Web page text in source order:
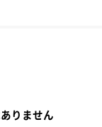
りません